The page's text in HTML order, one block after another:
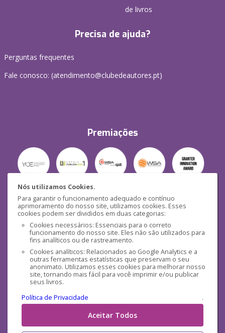
Nós utilizamos Cookies.
Para garantir o funcionamento adequado e contínuo
aprimoramento do nosso site, utilizamos cookies. Esses
cookies podem ser divididos em duas categorias:
Cookies necessários: Essenciais para o correto
funcionamento do nosso site. Eles não são utilizados para
fins analíticos ou de rastreamento.
Cookies analíticos: Relacionados ao Google Analytics e a
outras ferramentas estatísticas que preservam o seu
anonimato. Utilizamos esses cookies para melhorar nosso
site, tornando mais fácil para você imprimir e/ou publicar
seus livros.
Política de Privacidade
.
Aceitar Todos
de livros
Precisa de ajuda?
Perguntas frequentes
Fale conosco: (atendimento@clubedeautores.pt)
Premiações
Segurança
Mídias Sociais